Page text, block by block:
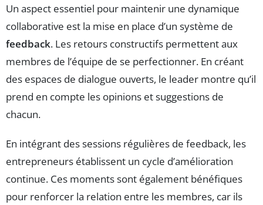
Un aspect essentiel pour maintenir une dynamique
collaborative est la mise en place d’un système de
feedback. Les retours constructifs permettent aux
membres de l’équipe de se perfectionner. En créant
des espaces de dialogue ouverts, le leader montre qu’il
prend en compte les opinions et suggestions de
chacun.
En intégrant des sessions régulières de feedback, les
entrepreneurs établissent un cycle d’amélioration
continue. Ces moments sont également bénéfiques
pour renforcer la relation entre les membres, car ils